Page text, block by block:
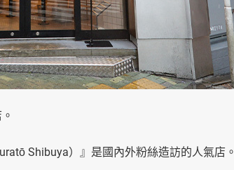
Shibuya）』是國內外粉絲造訪的人氣店。